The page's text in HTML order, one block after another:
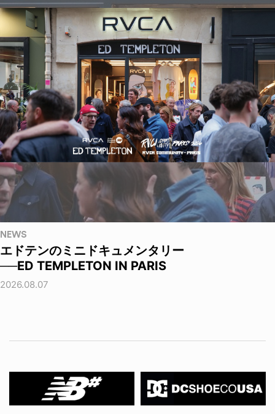
NEWS
エドテンのミニドキュメンタリー
──ED TEMPLETON IN PARIS
2026.08.07